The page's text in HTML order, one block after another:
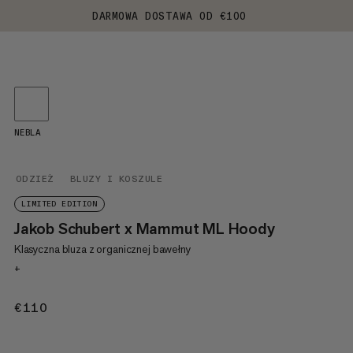
DARMOWA DOSTAWA OD €100
ODZIEŻ BLUZY I KOSZULE
LIMITED EDITION
Jakob Schubert x Mammut ML Hoody
Klasyczna bluza z organicznej bawełny
+
€110
NEBLA